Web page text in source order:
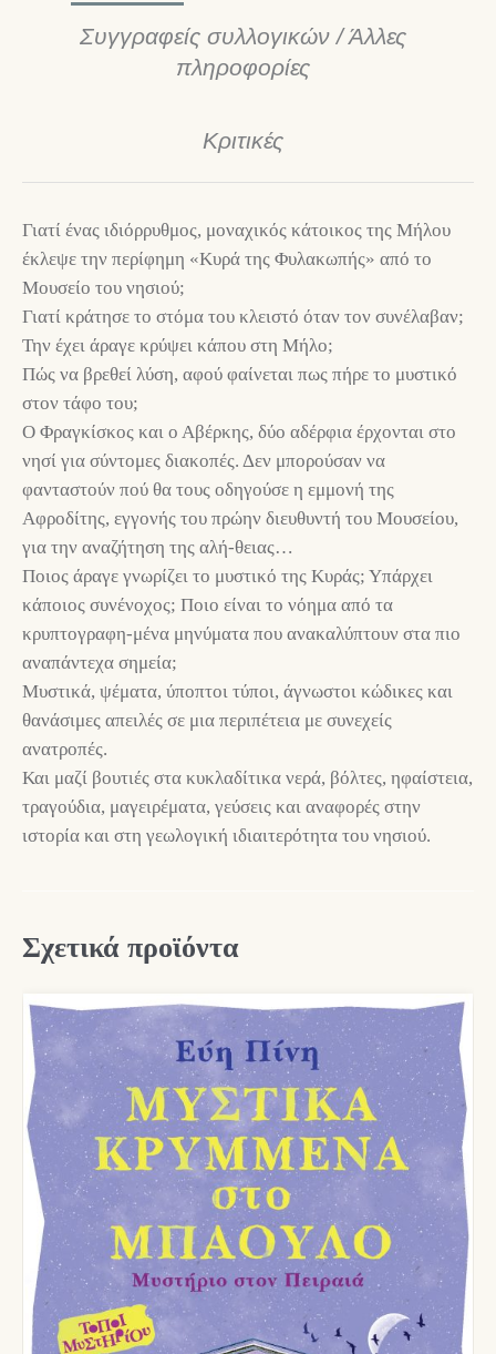
Συγγραφείς συλλογικών / Άλλες
πληροφορίες
Κριτικές
Γιατί ένας ιδιόρρυθμος, μοναχικός κάτοικος της Μήλου
έκλεψε την περίφημη «Κυρά της Φυλακωπής» από το
Μουσείο του νησιού;
Γιατί κράτησε το στόμα του κλειστό όταν τον συνέλαβαν;
Την έχει άραγε κρύψει κάπου στη Μήλο;
Πώς να βρεθεί λύση, αφού φαίνεται πως πήρε το μυστικό
στον τάφο του;
Ο Φραγκίσκος και ο Αβέρκης, δύο αδέρφια έρχονται στο
νησί για σύντομες διακοπές. Δεν μπορούσαν να
φανταστούν πού θα τους οδηγούσε η εμμονή της
Αφροδίτης, εγγονής του πρώην διευθυντή του Μουσείου,
για την αναζήτηση της αλή-θειας…
Ποιος άραγε γνωρίζει το μυστικό της Κυράς; Υπάρχει
κάποιος συνένοχος; Ποιο είναι το νόημα από τα
κρυπτογραφη-μένα μηνύματα που ανακαλύπτουν στα πιο
αναπάντεχα σημεία;
Μυστικά, ψέματα, ύποπτοι τύποι, άγνωστοι κώδικες και
θανάσιμες απειλές σε μια περιπέτεια με συνεχείς
ανατροπές.
Και μαζί βουτιές στα κυκλαδίτικα νερά, βόλτες, ηφαίστεια,
τραγούδια, μαγειρέματα, γεύσεις και αναφορές στην
ιστορία και στη γεωλογική ιδιαιτερότητα του νησιού.
Σχετικά προϊόντα